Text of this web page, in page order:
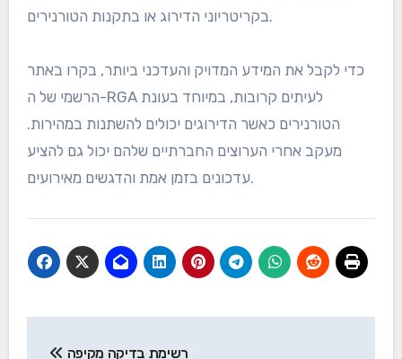
בקריטריוני הדירוג או בתקנות הטורנירים.
כדי לקבל את המידע המדויק והעדכני ביותר, בקרו באתר
הרשמי של ה-RGA לעיתים קרובות, במיוחד בעונת
הטורנירים כאשר הדירוגים יכולים להשתנות במהירות.
מעקב אחרי הערוצים החברתיים שלהם יכול גם להציע
עדכונים בזמן אמת והדגשים מאירועים.